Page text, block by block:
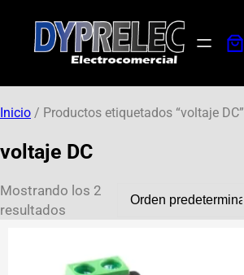
Inicio / Productos etiquetados “voltaje DC”
voltaje DC
Mostrando los 2
resultados